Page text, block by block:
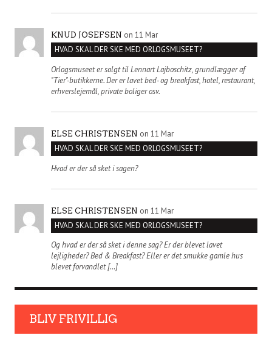
KNUD JOSEFSEN on 11 Mar
HVAD SKAL DER SKE MED ORLOGSMUSEET?
Orlogsmuseet er solgt til Lennart Lajboschitz, grundlægger af
"Tier"-butikkerne. Der er lavet bed- og breakfast, hotel, restaurant,
erhverslejemål, private boliger osv.
ELSE CHRISTENSEN on 11 Mar
HVAD SKAL DER SKE MED ORLOGSMUSEET?
Hvad er der så sket i sagen?
ELSE CHRISTENSEN on 11 Mar
HVAD SKAL DER SKE MED ORLOGSMUSEET?
Og hvad er der så sket i denne sag? Er der blevet lavet
lejligheder? Bed & Breakfast? Eller er det smukke gamle hus
blevet forvandlet […]
BLIV FRIVILLIG